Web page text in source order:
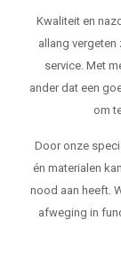
Kwaliteit en
allang
service. Met
ander dat een
om
Door onze
én materialen
nood aan heeft.
afweging in